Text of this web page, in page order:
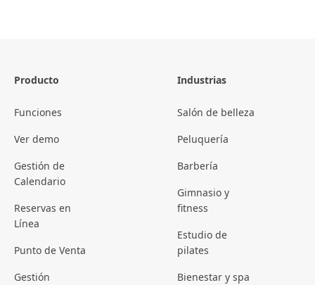
Producto
Funciones
Ver demo
Gestión de
Calendario
Reservas en
Línea
Punto de Venta
Gestión
Industrias
Salón de belleza
Peluquería
Barbería
Gimnasio y
fitness
Estudio de
pilates
Bienestar y spa